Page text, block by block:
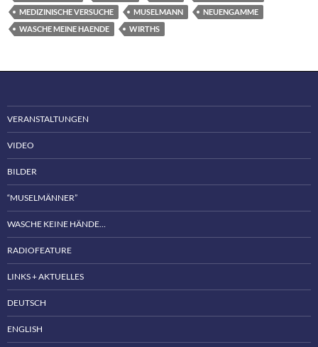
MEDIZINISCHE VERSUCHE
MUSELMANN
NEUENGAMME
WASCHE MEINE HAENDE
WIRTHS
VERANSTALTUNGEN
VIDEO
BILDER
“MUSELMÄNNER”
WASCHE KEINE HÄNDE…
RADIOFEATURE
LINKS + AKTUELLES
DEUTSCH
ENGLISH